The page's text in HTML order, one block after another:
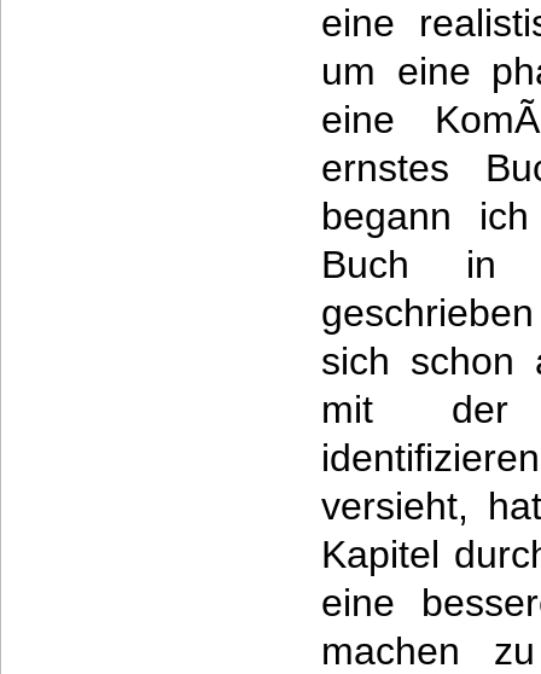
eine
um eine
eine
ernstes
begann
Buch in
sich schon
mit der
versieht,
Kapitel
eine
machen